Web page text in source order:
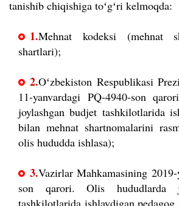
tanishib chiqishiga toʻgʻri kelmoqda:
1.Mehnat kodeksi (mehnat
shartlari);
2.Oʻzbekiston Respublikasi
11-yanvardagi PQ-4940-son
joylashgan budjet tashkilotlarida
bilan mehnat shartnomalarini
olis hududda ishlasa);
3.Vazirlar Mahkamasining
son qarori. Olis hududlarda
tashkilotlarida ishlaydigan pedagog